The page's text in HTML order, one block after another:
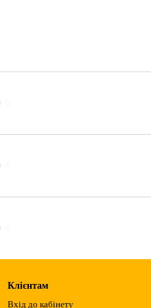
Клієнтам
Вхід до кабінету